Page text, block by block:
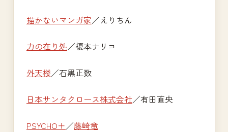
描かないマンガ家／えりちん
力の在り処／榎本ナリコ
外天楼／石黒正数
日本サンタクロース株式会社／有田直央
PSYCHO＋／藤崎竜